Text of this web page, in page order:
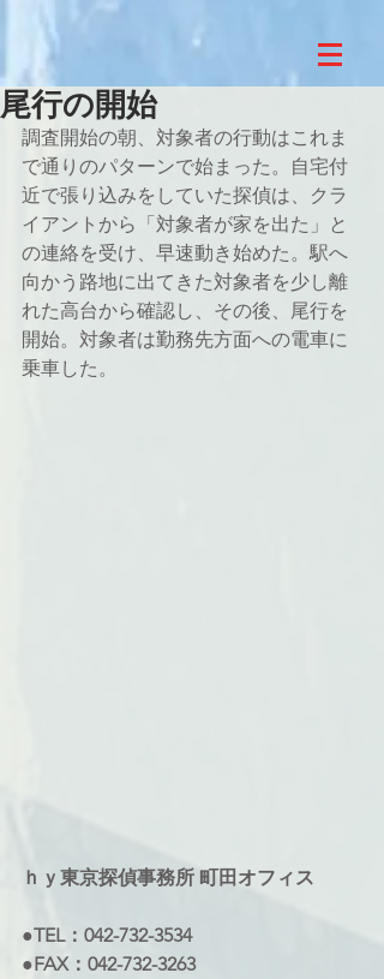
尾行の開始
調査開始の朝、対象者の行動はこれま
で通りのパターンで始まった。自宅付
近で張り込みをしていた探偵は、クラ
イアントから「対象者が家を出た」と
の連絡を受け、早速動き始めた。駅へ
向かう路地に出てきた対象者を少し離
れた高台から確認し、その後、尾行を
開始。対象者は勤務先方面への電車に
乗車した。
ｈｙ東京探偵事務所 町田オフィス
●TEL：042-732-3534
●FAX：042-732-3263